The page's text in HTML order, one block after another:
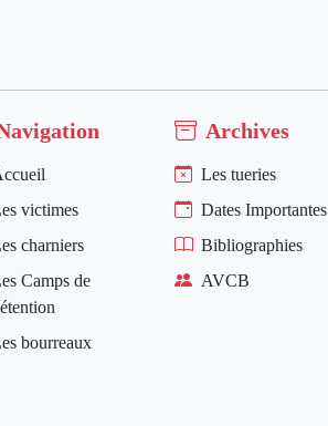
victimes
charniers
Camps de
bourreaux
Archives
Les tueries
Dates Importantes
Bibliographies
AVCB